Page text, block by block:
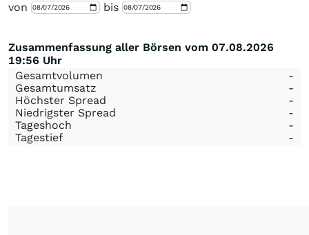
von
bis
Zusammenfassung aller Börsen vom 07.08.2026
19:56 Uhr
Gesamtvolumen
-
Gesamtumsatz
-
Höchster Spread
-
Niedrigster Spread
-
Tageshoch
-
Tagestief
-